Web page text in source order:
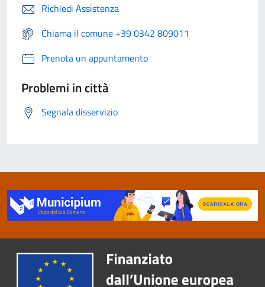
Richiedi Assistenza
Chiama il comune +39 0342 809011
Prenota un appuntamento
Problemi in città
Segnala disservizio